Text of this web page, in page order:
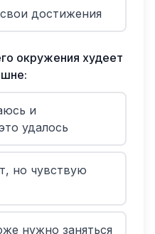
достижения
окружения худеет
и
удалось
но чувствую
нужно заняться